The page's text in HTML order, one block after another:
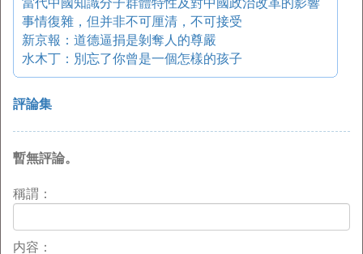
當代中國知識分子群體特性及對中國政治改革的影響
事情復雜，但并非不可厘清，不可接受
新京報：道德逼捐是剝奪人的尊嚴
水木丁：別忘了你曾是一個怎樣的孩子
評論集
暫無評論。
稱謂：
内容：